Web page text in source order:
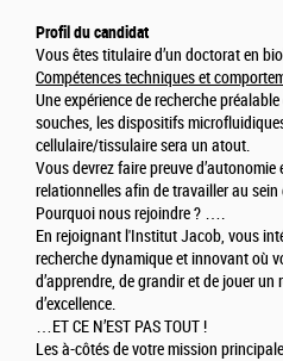
Profil du candidat
Vous êtes titulaire d’un doctorat en
Compétences techniques et
Une expérience de recherche
souches, les dispositifs
cellulaire/tissulaire sera un atout.
Vous devrez faire preuve
relationnelles afin de travailler au
Pourquoi nous rejoindre ? ….
En rejoignant l'Institut Jacob, vous
recherche dynamique et innovant où
d’apprendre, de grandir et de jouer
d’excellence.
…ET CE N’EST PAS TOUT !
Les à-côtés de votre mission